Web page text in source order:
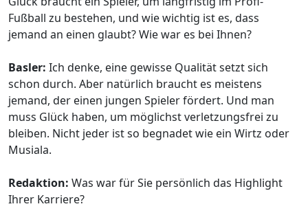
Fußball zu bestehen, und wie wichtig ist es, dass
jemand an einen glaubt? Wie war es bei Ihnen?
Basler: Ich denke, eine gewisse Qualität setzt sich
schon durch. Aber natürlich braucht es meistens
jemand, der einen jungen Spieler fördert. Und man
muss Glück haben, um möglichst verletzungsfrei zu
bleiben. Nicht jeder ist so begnadet wie ein Wirtz oder
Musiala.
Redaktion: Was war für Sie persönlich das Highlight
Ihrer Karriere?